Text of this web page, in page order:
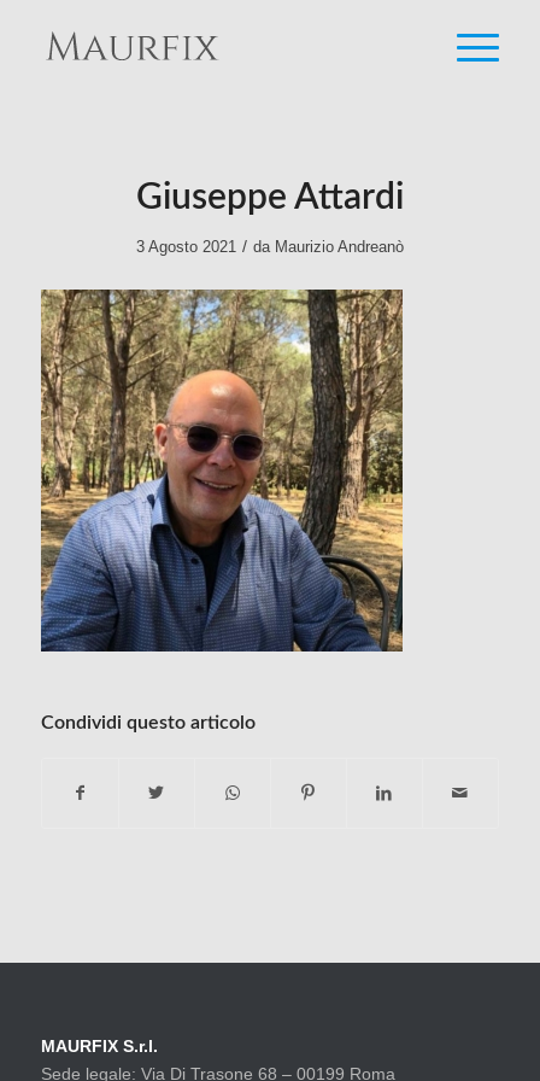
Giuseppe Attardi
3 Agosto 2021 / da Maurizio Andreanò
Condividi questo articolo
MAURFIX S.r.l.
Sede legale: Via Di Trasone 68 – 00199 Roma